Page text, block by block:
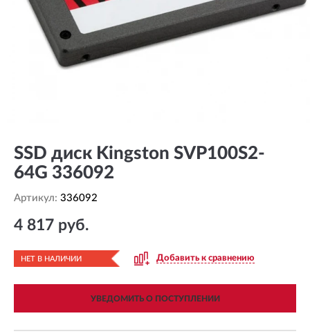
SSD диск Kingston SVP100S2-
64G 336092
Артикул: 336092
4 817 руб.
НЕТ В НАЛИЧИИ Добавить к сравнению
УВЕДОМИТЬ О ПОСТУПЛЕНИИ